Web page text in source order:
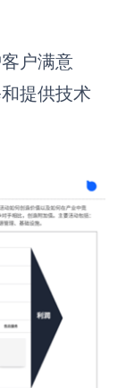
户满意
提供技术